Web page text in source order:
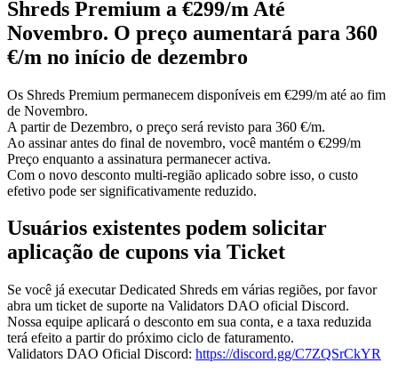
Shreds Premium a €299/m Até
Novembro. O preço aumentará para 360
€/m no início de dezembro
Os Shreds Premium permanecem disponíveis em €299/m até ao fim
de Novembro.
A partir de Dezembro, o preço será revisto para 360 €/m.
Ao assinar antes do final de novembro, você mantém o €299/m
Preço enquanto a assinatura permanecer activa.
Com o novo desconto multi-região aplicado sobre isso, o custo
efetivo pode ser significativamente reduzido.
Usuários existentes podem solicitar
aplicação de cupons via Ticket
Se você já executar Dedicated Shreds em várias regiões, por favor
abra um ticket de suporte na Validators DAO oficial Discord.
Nossa equipe aplicará o desconto em sua conta, e a taxa reduzida
terá efeito a partir do próximo ciclo de faturamento.
Validators DAO Oficial Discord: https://discord.gg/C7ZQSrCkYR